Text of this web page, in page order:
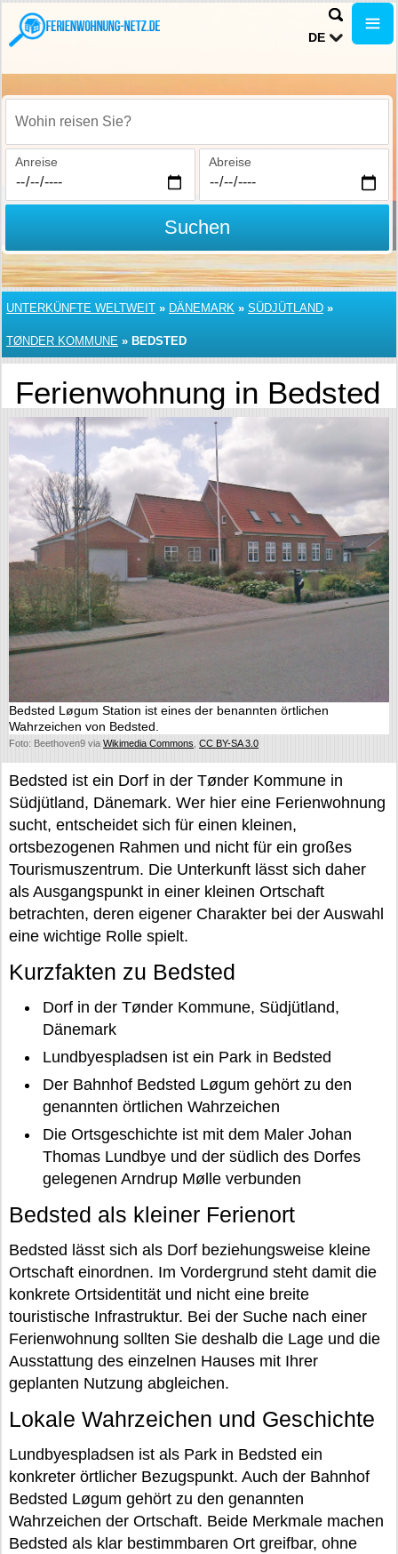
DE
Wohin reisen Sie?
Anreise Abreise
Suchen
UNTERKÜNFTE WELTWEIT » DÄNEMARK » SÜDJÜTLAND »
TØNDER KOMMUNE » BEDSTED
Ferienwohnung in Bedsted
Bedsted Løgum Station ist eines der benannten örtlichen
Wahrzeichen von Bedsted.
Foto: Beethoven9 via Wikimedia Commons CC BY-SA 3.0
Bedsted ist ein Dorf in der Tønder Kommune in
Südjütland, Dänemark. Wer hier eine Ferienwohnung
sucht, entscheidet sich für einen kleinen,
ortsbezogenen Rahmen und nicht für ein großes
Tourismuszentrum. Die Unterkunft lässt sich daher
als Ausgangspunkt in einer kleinen Ortschaft
betrachten, deren eigener Charakter bei der Auswahl
eine wichtige Rolle spielt.
Kurzfakten zu Bedsted
Dorf in der Tønder Kommune, Südjütland,
Dänemark
Lundbyespladsen ist ein Park in Bedsted
Der Bahnhof Bedsted Løgum gehört zu den
genannten örtlichen Wahrzeichen
Die Ortsgeschichte ist mit dem Maler Johan
Thomas Lundbye und der südlich des Dorfes
gelegenen Arndrup Mølle verbunden
Bedsted als kleiner Ferienort
Bedsted lässt sich als Dorf beziehungsweise kleine
Ortschaft einordnen. Im Vordergrund steht damit die
konkrete Ortsidentität und nicht eine breite
touristische Infrastruktur. Bei der Suche nach einer
Ferienwohnung sollten Sie deshalb die Lage und die
Ausstattung des einzelnen Hauses mit Ihrer
geplanten Nutzung abgleichen.
Lokale Wahrzeichen und Geschichte
Lundbyespladsen ist als Park in Bedsted ein
konkreter örtlicher Bezugspunkt. Auch der Bahnhof
Bedsted Løgum gehört zu den genannten
Wahrzeichen der Ortschaft. Beide Merkmale machen
Bedsted als klar bestimmbaren Ort greifbar, ohne